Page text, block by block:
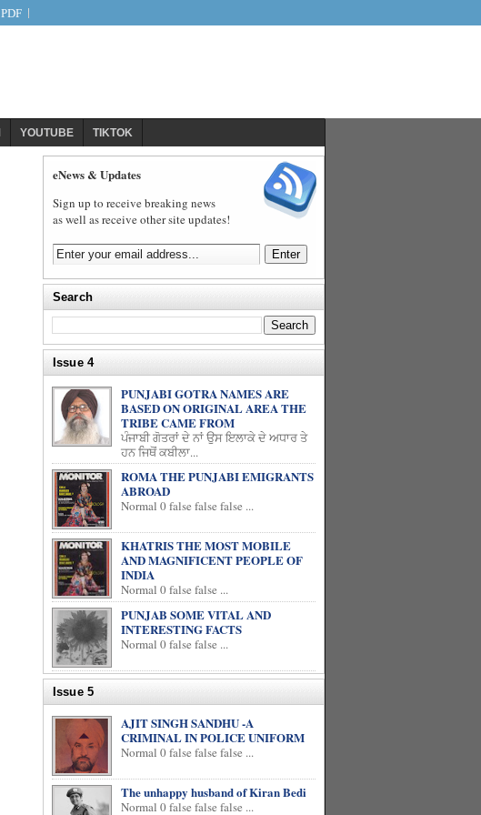
PDF
YOUTUBE TIKTOK
eNews & Updates
Sign up to receive breaking news
as well as receive other site updates!
Search
Issue 4
PUNJABI GOTRA NAMES ARE
BASED ON ORIGINAL AREA THE
TRIBE CAME FROM
ਪੰਜਾਬੀ ਗੋਤਰਾਂ ਦੇ ਨਾਂ ਉਸ ਇਲਾਕੇ ਦੇ ਅਧਾਰ ਤੇ
ਹਨ ਜਿਥੋਂ ਕਬੀਲਾ...
ROMA THE PUNJABI EMIGRANTS
ABROAD
Normal 0 false false false ...
KHATRIS THE MOST MOBILE
AND MAGNIFICENT PEOPLE OF
INDIA
Normal 0 false false ...
PUNJAB SOME VITAL AND
INTERESTING FACTS
Normal 0 false false ...
Issue 5
AJIT SINGH SANDHU -A
CRIMINAL IN POLICE UNIFORM
Normal 0 false false false ...
The unhappy husband of Kiran Bedi
Normal 0 false false false ...